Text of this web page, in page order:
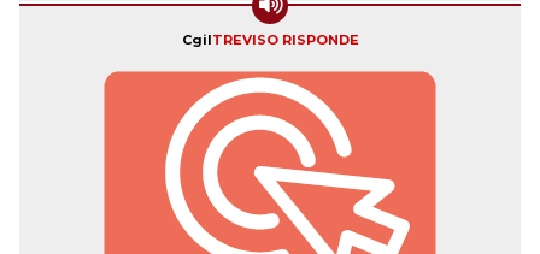
CgilTREVISO RISPONDE